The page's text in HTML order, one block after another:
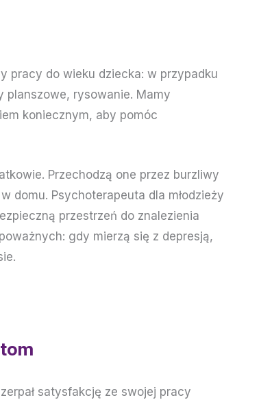
pracy do wieku dziecka: w przypadku
planszowe, rysowanie. Mamy
koniecznym, aby pomóc
Przechodzą one przez burzliwy
domu. Psychoterapeuta dla młodzieży
przestrzeń do znalezienia
gdy mierzą się z depresją,
satysfakcję ze swojej pracy